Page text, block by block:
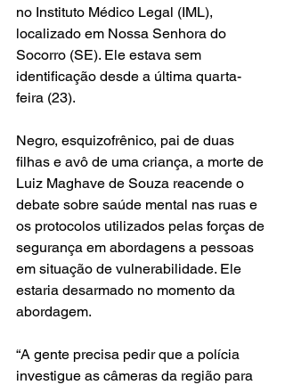
no Instituto Médico Legal (IML),
localizado em Nossa Senhora do
Socorro (SE). Ele estava sem
identificação desde a última quarta-
feira (23).
Negro, esquizofrênico, pai de duas
filhas e avô de uma criança, a morte de
Luiz Maghave de Souza reacende o
debate sobre saúde mental nas ruas e
os protocolos utilizados pelas forças de
segurança em abordagens a pessoas
em situação de vulnerabilidade. Ele
estaria desarmado no momento da
abordagem.
“A gente precisa pedir que a polícia
investigue as câmeras da região para